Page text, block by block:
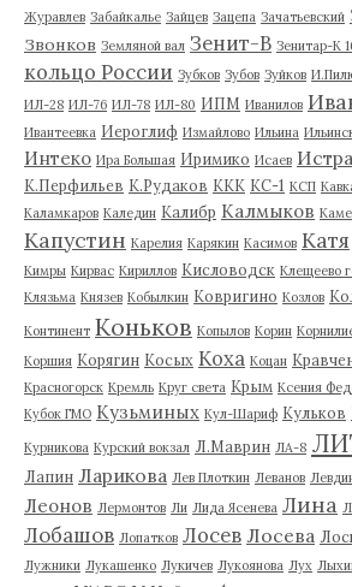
Журавлев Забайкалье Зайцев Зацепа Зачатьевский
Звонков Земляной вал Зенит-В Зенитар-К
кольцо России Зубков Зубов Зуйков
ИЛ-28 ИЛ-76 ИЛ-78 ИЛ-80 ИПМ Иванилов
Ивантеевка Иероглиф Измайлово Ильина
Интеко Ира Большая Иримико Исаев Истра
К.Перфильев К.Рудаков ККК КС-1 КСП
Каламкаров Каледин Калибр Калмыков
Капустин Карелия Карякин Касимов Катя
Кимры Кирвас Кириллов Кисловодск Клещеево
Клязьма Князев Кобылкин Ковригино Козлов
Континент Коньков Копылов Корин
Коршия Корягин Косых Коха Коцан
Красногорск Кремль Круг света Крым Ксения
Кубок ГМО Кузьминых Кул-Шариф Кульков
Курникова Курский вокзал Л.Маврин ЛА-8
Лапин Ларикова Лев Плоткин Леванов
Леонов Лермонтов Ли Лида Ясенева Лина
Лобашов Лопатков Лосев Лосева
Лужники Лукашенко Лукичев Лукоянова Лух